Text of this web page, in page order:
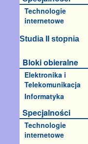
Technologie
internetowe
Studia II stopnia
Bloki obieralne
Elektronika i
Telekomunikacja
Informatyka
Specjalności
Technologie
internetowe